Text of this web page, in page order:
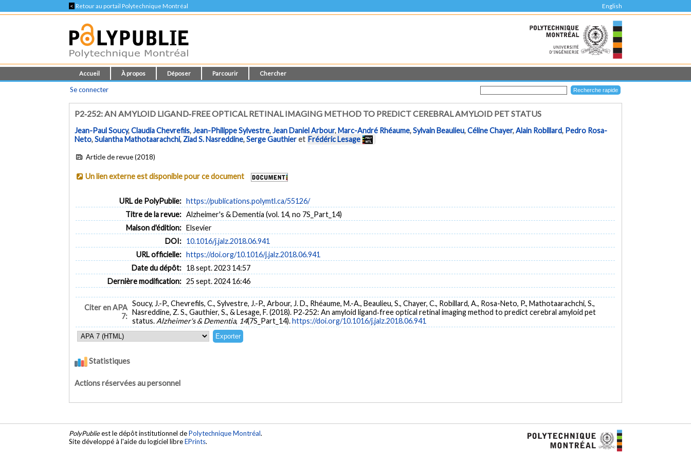
< Retour au portail Polytechnique Montréal English
Accueil À propos Déposer Parcourir Chercher
Se connecter
P2‐252: AN AMYLOID LIGAND‐FREE OPTICAL RETINAL IMAGING METHOD TO PREDICT CEREBRAL AMYLOID PET STATUS
Jean-Paul Soucy,Claudia Chevrefils,Jean-Philippe Sylvestre,Jean Daniel Arbour,Marc-André Rhéaume,Sylvain Beaulieu,Céline Chayer,Alain Robillard, Pedro Rosa-
Neto,Sulantha Mathotaarachchi, Ziad S. Nasreddine,Serge Gauthieret Frédéric Lesage
Article de revue (2018)
Un lien externe est disponible pour ce document
URL de PolyPublie: https://publications.polymtl.ca/55126/
Titre de la revue: Alzheimer's & Dementia (vol. 14, no 7S_Part_14)
Maison d'édition: Elsevier
DOI: 10.1016/j.jalz.2018.06.941
URL officielle: https://doi.org/10.1016/j.jalz.2018.06.941
Date du dépôt: 18 sept. 2023 14:57
Dernière modification: 25 sept. 2024 16:46
Citer en APA
7:
Soucy, J.-P., Chevrefils, C., Sylvestre, J.-P., Arbour, J. D., Rhéaume, M.-A., Beaulieu, S., Chayer, C., Robillard, A., Rosa-Neto, P., Mathotaarachchi, S.,
Nasreddine, Z. S., Gauthier, S., & Lesage, F. (2018). P2‐252: An amyloid ligand‐free optical retinal imaging method to predict cerebral amyloid pet
status. Alzheimer's & Dementia, 14(7S_Part_14).https://doi.org/10.1016/j.jalz.2018.06.941
Statistiques
Actions réservées au personnel
PolyPublieest le dépôt institutionnel dePolytechnique Montréal.
Site développé à l'aide du logiciel libreEPrints.